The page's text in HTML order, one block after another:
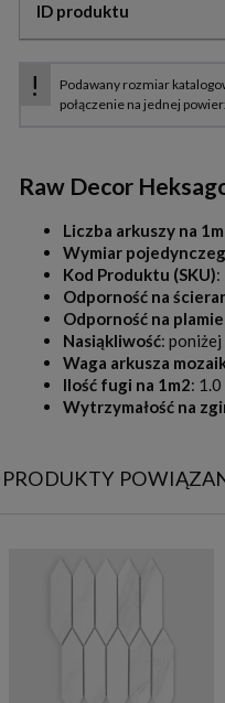
ID produktu
Raw Decor
Liczba arkuszy na
Wymiar
Kod Produktu (SKU):
Odporność na
Odporność na
Nasiąkliwość: poniżej
Waga arkusza
Ilość fugi na 1m2:
Wytrzymałość na
PRODUKTY